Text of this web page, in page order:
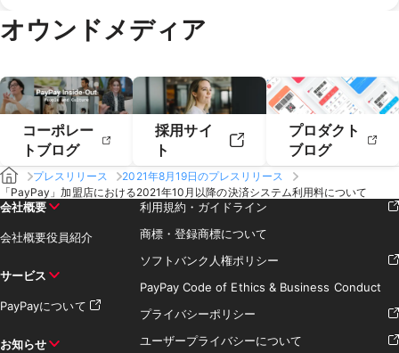
2019年2月
2019年1月
オウンドメディア
コーポレー
トブログ
採用サイ
ト
プロダクト
ブログ
プレスリリース
2021年8月19日のプレスリリース
「PayPay」加盟店における2021年10月以降の決済システム利用料について
会社概要
会社概要役員紹介
サービス
PayPayについて
お知らせ
利用規約・ガイドライン
商標・登録商標について
ソフトバンク人権ポリシー
PayPay Code of Ethics & Business Conduct
プライバシーポリシー
ユーザープライバシーについて